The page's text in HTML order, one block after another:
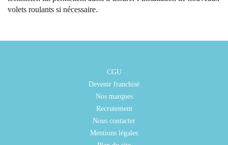
volets roulants si nécessaire.
CGU
Devenir franchisé
Nos marques
Recrutement
Nous contacter
Mentions légales